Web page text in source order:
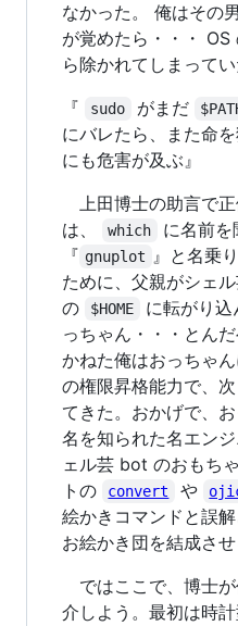
なかった。 俺はその
が覚めたら・・・
ら除かれてしまってい
『
sudo がまだ
にバレたら、また命
にも危害が及ぶ』
上田博士の助言で
は、
which
に名前を
『 gnuplot 』と名乗
ために、父親がシェ
の
$HOME
に転がり
っちゃん・・・とん
かねた俺はおっちゃ
の権限昇格能力で、
てきた。おかげで、
名を知られた名エン
ェル芸 bot のおもち
トの
convert や
絵かきコマンドと誤
お絵かき団を結成させ
ではここで、博士
介しよう。最初は時